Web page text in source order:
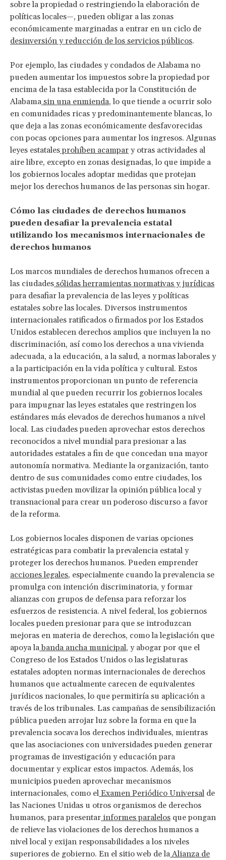
sobre la propiedad o restringiendo la elaboración de
políticas locales—, pueden obligar a las zonas
económicamente marginadas a entrar en un ciclo de
desinversión y reducción de los servicios públicos.
Por ejemplo, las ciudades y condados de Alabama no
pueden aumentar los impuestos sobre la propiedad por
encima de la tasa establecida por la Constitución de
Alabama sin una enmienda, lo que tiende a ocurrir solo
en comunidades ricas y predominantemente blancas, lo
que deja a las zonas económicamente desfavorecidas
con pocas opciones para aumentar los ingresos. Algunas
leyes estatalesprohíben acampar y otras actividades al
aire libre, excepto en zonas designadas, lo que impide a
los gobiernos locales adoptar medidas que protejan
mejor los derechos humanos de las personas sin hogar.
Cómo las ciudades de derechos humanos
pueden desafiar la prevalencia estatal
utilizando los mecanismos internacionales de
derechos humanos
Los marcos mundiales de derechos humanos ofrecen a
las ciudades sólidas herramientas normativas y jurídicas
para desafiar la prevalencia de las leyes y políticas
estatales sobre las locales. Diversos instrumentos
internacionales ratificados o firmados por los Estados
Unidos establecen derechos amplios que incluyen la no
discriminación, así como los derechos a una vivienda
adecuada, a la educación, a la salud, a normas laborales y
a la participación en la vida política y cultural. Estos
instrumentos proporcionan un punto de referencia
mundial al que pueden recurrir los gobiernos locales
para impugnar las leyes estatales que restringen los
estándares más elevados de derechos humanos a nivel
local. Las ciudades pueden aprovechar estos derechos
reconocidos a nivel mundial para presionar a las
autoridades estatales a fin de que concedan una mayor
autonomía normativa. Mediante la organización, tanto
dentro de sus comunidades como entre ciudades, los
activistas pueden movilizar la opinión pública local y
transnacional para crear un poderoso discurso a favor
de la reforma.
Los gobiernos locales disponen de varias opciones
estratégicas para combatir la prevalencia estatal y
proteger los derechos humanos. Pueden emprender
acciones legales, especialmente cuando la prevalencia se
promulga con intención discriminatoria, y formar
alianzas con grupos de defensa para reforzar los
esfuerzos de resistencia. A nivel federal, los gobiernos
locales pueden presionar para que se introduzcan
mejoras en materia de derechos, como la legislación que
apoya labanda ancha municipal, y abogar por que el
Congreso de los Estados Unidos o las legislaturas
estatales adopten normas internacionales de derechos
humanos que actualmente carecen de equivalentes
jurídicos nacionales, lo que permitiría su aplicación a
través de los tribunales. Las campañas de sensibilización
pública pueden arrojar luz sobre la forma en que la
prevalencia socava los derechos individuales, mientras
que las asociaciones con universidades pueden generar
programas de investigación y educación para
documentar y explicar estos impactos. Además, los
municipios pueden aprovechar mecanismos
internacionales, como el Examen Periódico Universal de
las Naciones Unidas u otros organismos de derechos
humanos, para presentar informes paralelos que pongan
de relieve las violaciones de los derechos humanos a
nivel local y exijan responsabilidades a los niveles
superiores de gobierno. En el sitio web de laAlianza de